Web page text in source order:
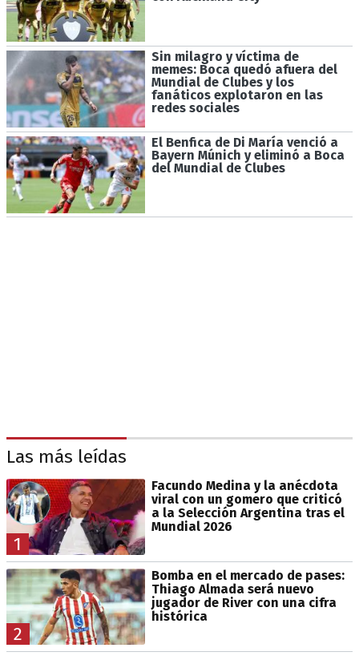
Sin milagro y víctima de
memes: Boca quedó afuera del
Mundial de Clubes y los
fanáticos explotaron en las
redes sociales
El Benfica de Di María venció a
Bayern Múnich y eliminó a Boca
del Mundial de Clubes
Las más leídas
1
Facundo Medina y la anécdota
viral con un gomero que criticó
a la Selección Argentina tras el
Mundial 2026
2
Bomba en el mercado de pases:
Thiago Almada será nuevo
jugador de River con una cifra
histórica